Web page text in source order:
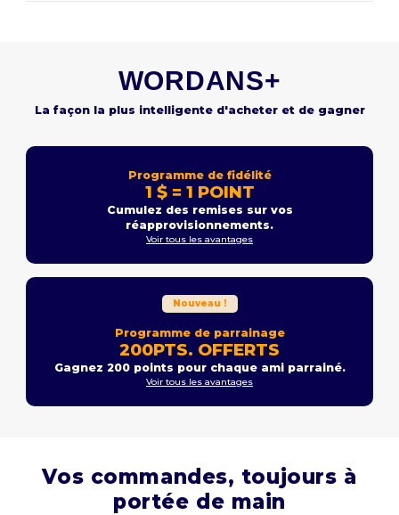
WORDANS+
La façon la plus intelligente d'acheter et de gagner
Programme de fidélité
1 $ = 1 POINT
Cumulez des remises sur vos
réapprovisionnements.
Voir tous les avantages
Nouveau !
Programme de parrainage
200PTS. OFFERTS
Gagnez 200 points pour chaque ami parrainé.
Voir tous les avantages
Vos commandes, toujours à
portée de main